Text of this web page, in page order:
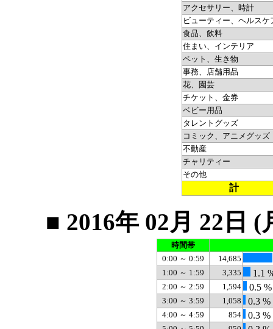
アクセサリー、時計
ビューティー、ヘルスケ
食品、飲料
住まい、インテリア
ペット、生き物
事務、店舗用品
花、園芸
チケット、金券
ベビー用品
タレントグッズ
コミック、アニメグッズ
不動産
チャリティー
その他
計
■ 2016年 02月 22日
時間帯
0:00 ～ 0:59
14,685
1:00 ～ 1:59 3,335 1.1
2:00 ～ 2:59 1,594 0.5 %
3:00 ～ 3:59 1,058 0.3 %
4:00 ～ 4:59 854 0.3 %